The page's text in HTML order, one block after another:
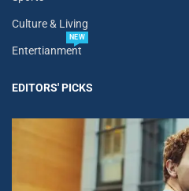
Culture & Living
Entertianment
NEW
EDITORS' PICKS